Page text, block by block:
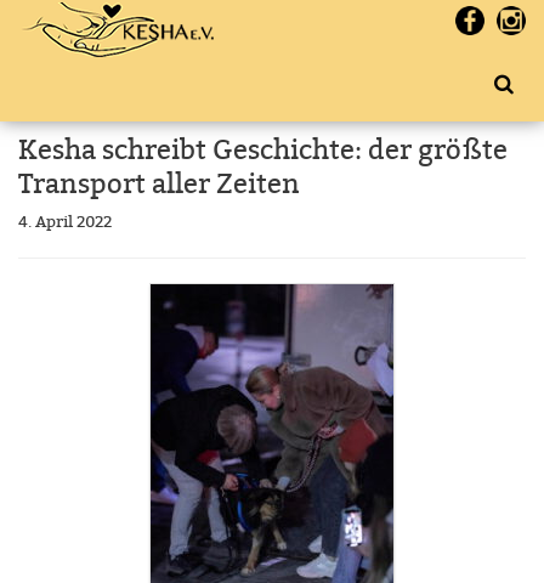
Kesha schreibt Geschichte: der größte
Transport aller Zeiten
4. April 2022